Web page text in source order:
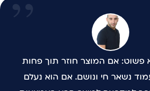
פשוט: אם המוצר חוזר תוך פחות
העמוד נשאר חי ונושם. אם הוא נעלם